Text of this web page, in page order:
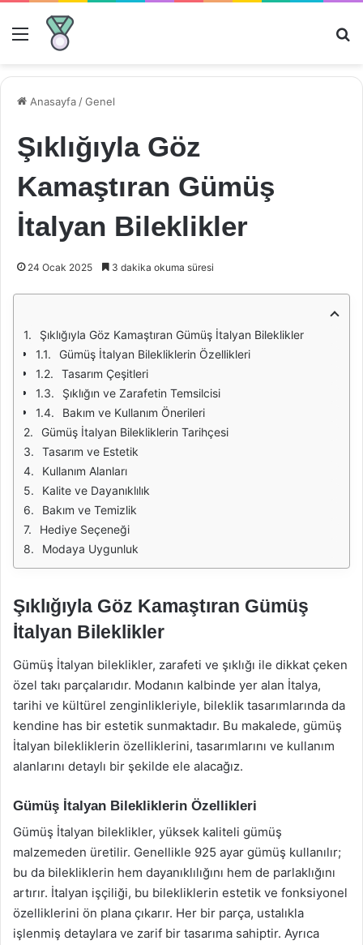
Menü
Anasayfa /Genel
Şıklığıyla Göz
Kamaştıran Gümüş
İtalyan Bileklikler
24 Ocak 2025 3 dakika okuma süresi
Şıklığıyla Göz Kamaştıran Gümüş İtalyan Bileklikler
Gümüş İtalyan Bilekliklerin Özellikleri
Tasarım Çeşitleri
Şıklığın ve Zarafetin Temsilcisi
Bakım ve Kullanım Önerileri
Gümüş İtalyan Bilekliklerin Tarihçesi
Tasarım ve Estetik
Kullanım Alanları
Kalite ve Dayanıklılık
Bakım ve Temizlik
Hediye Seçeneği
Modaya Uygunluk
Şıklığıyla Göz Kamaştıran Gümüş
İtalyan Bileklikler
Gümüş İtalyan bileklikler, zarafeti ve şıklığı ile dikkat çeken
özel takı parçalarıdır. Modanın kalbinde yer alan İtalya,
tarihi ve kültürel zenginlikleriyle, bileklik tasarımlarında da
kendine has bir estetik sunmaktadır. Bu makalede, gümüş
İtalyan bilekliklerin özelliklerini, tasarımlarını ve kullanım
alanlarını detaylı bir şekilde ele alacağız.
Gümüş İtalyan Bilekliklerin Özellikleri
Gümüş İtalyan bileklikler, yüksek kaliteli gümüş
malzemeden üretilir. Genellikle 925 ayar gümüş kullanılır;
bu da bilekliklerin hem dayanıklılığını hem de parlaklığını
artırır. İtalyan işçiliği, bu bilekliklerin estetik ve fonksiyonel
özelliklerini ön plana çıkarır. Her bir parça, ustalıkla
işlenmiş detaylara ve zarif bir tasarıma sahiptir. Ayrıca